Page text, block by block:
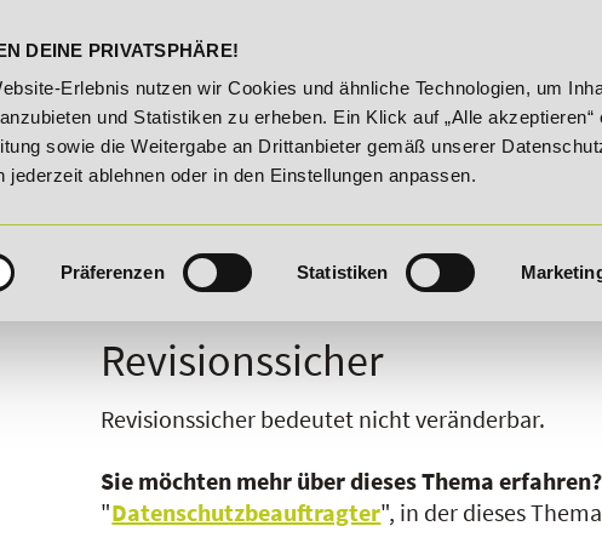
DEINE PRIVATSPHÄRE!
Erlebnis nutzen wir Cookies und ähnliche Technologien, um
und Statistiken zu erheben. Ein Klick auf „Alle akzeptieren“
sowie die Weitergabe an Drittanbieter gemäß unserer
jederzeit ablehnen oder in den Einstellungen anpassen.
Präferenzen Statistiken
20% Rabatt bis 03.09.2026 - Bildungsroute!
K L O P
Revisionssicher
Revisionssicher bedeutet nicht veränderbar.
Sie möchten mehr über dieses Thema erfahren?
"Datenschutzbeauftragter", in der dieses